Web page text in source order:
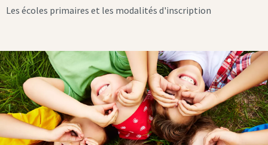
Les écoles primaires et les modalités d'inscription